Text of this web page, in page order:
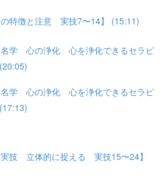
特徴と注意 実技7〜14】 (15:11)
名学 心の浄化 心を浄化できるセラピ
名学 心の浄化 心を浄化できるセラピ
技 立体的に捉える 実技15〜24】